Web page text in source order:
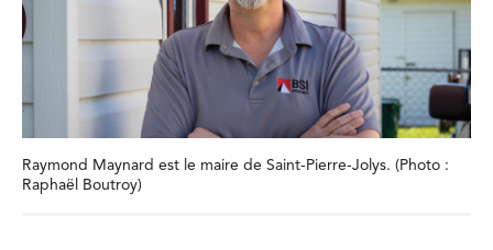
Raymond Maynard est le maire de Saint-Pierre-Jolys. (Photo :
Raphaël Boutroy)